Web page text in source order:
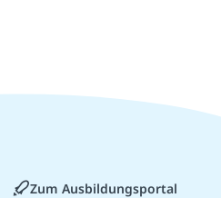
Zum Ausbildungsportal